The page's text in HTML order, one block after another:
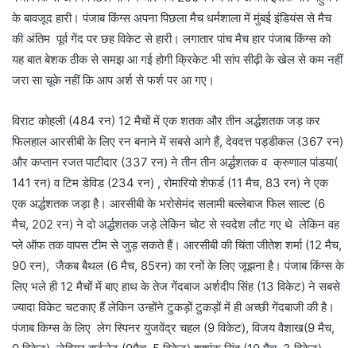
के बावजूद हारी। पंजाब किंग्स अपना पिछला मैच धर्मशाला में मुंबई इंडियंस से मैच
की अंतिम पूर्व गेंद पर छह विकेट से हारी। लगातार पांच मैच हार पंजाब किंग्स को
यह बात बेशक ठीक से समझ आ गई होगी क्रिकेट भी सांप सीढ़ी के खेल से कम नहीं
जरा सा चूके नहीं कि आप अर्श से फर्श पर आ गए।
विराट कोहली (484 रन) 12 मैचों में एक शतक और तीन अर्द्धशतक जड़ कर
फिलहाल आरसीबी के लिए रन बनाने में सबसे आगे हैं, देवदत्त पड्डीकल (367 रन)
और कप्तान रजत पाटीदार (337 रन) ने तीन तीन अर्द्धशतक व क्रुणाल पांडया(
141 रन) व टिम डेविड (234 रन) , रोमारियो शेफर्ड (11 मैच, 83 रन) ने एक
एक अर्द्धशतक जड़ा है। आरसीबी के भरोसेमंद सलामी बल्लेबाज फिल साल्ट (6
मैच, 202 रन) ने दो अर्द्धशतक जड़े लेकिन चोट से स्वदेश लौट गए थे लेकिन वह
प्ले ऑफ तक वापस टीम से जुड़ सकते हैं। आरसीबी की चिंता जीतेश शर्मा (12 मैच,
90 रन), जैकब बैथल (6 मैच, 85रन) का रनों के लिए जूझना है। पंजाब किंग्स के
लिए भले ही 12 मैचों में बाए हाथ के तेज गेंदबाज अर्शदीप सिंह (13 विकेट) ने सबसे
ज्यादा विकेट चटकाए हैं लेकिन उन्होंने टुकड़ों टुकड़ों में ही अच्छी गेंदबाजी की है।
पंजाब किग्स के लिए लेग स्पिनर युजवेंद्र चहल (9 विकेट), विजय वैशाख(9 मैच,